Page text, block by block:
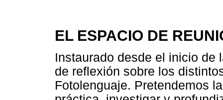
EL ESPACIO DE
Instaurado desde el inicio de
de reflexión sobre los
Fotolenguaje. Pretendemos